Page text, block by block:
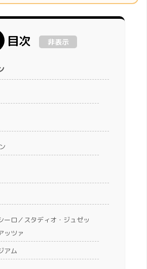
目次 非表示
ーロ／スタディオ・ジュゼッ
ッツァ
アム